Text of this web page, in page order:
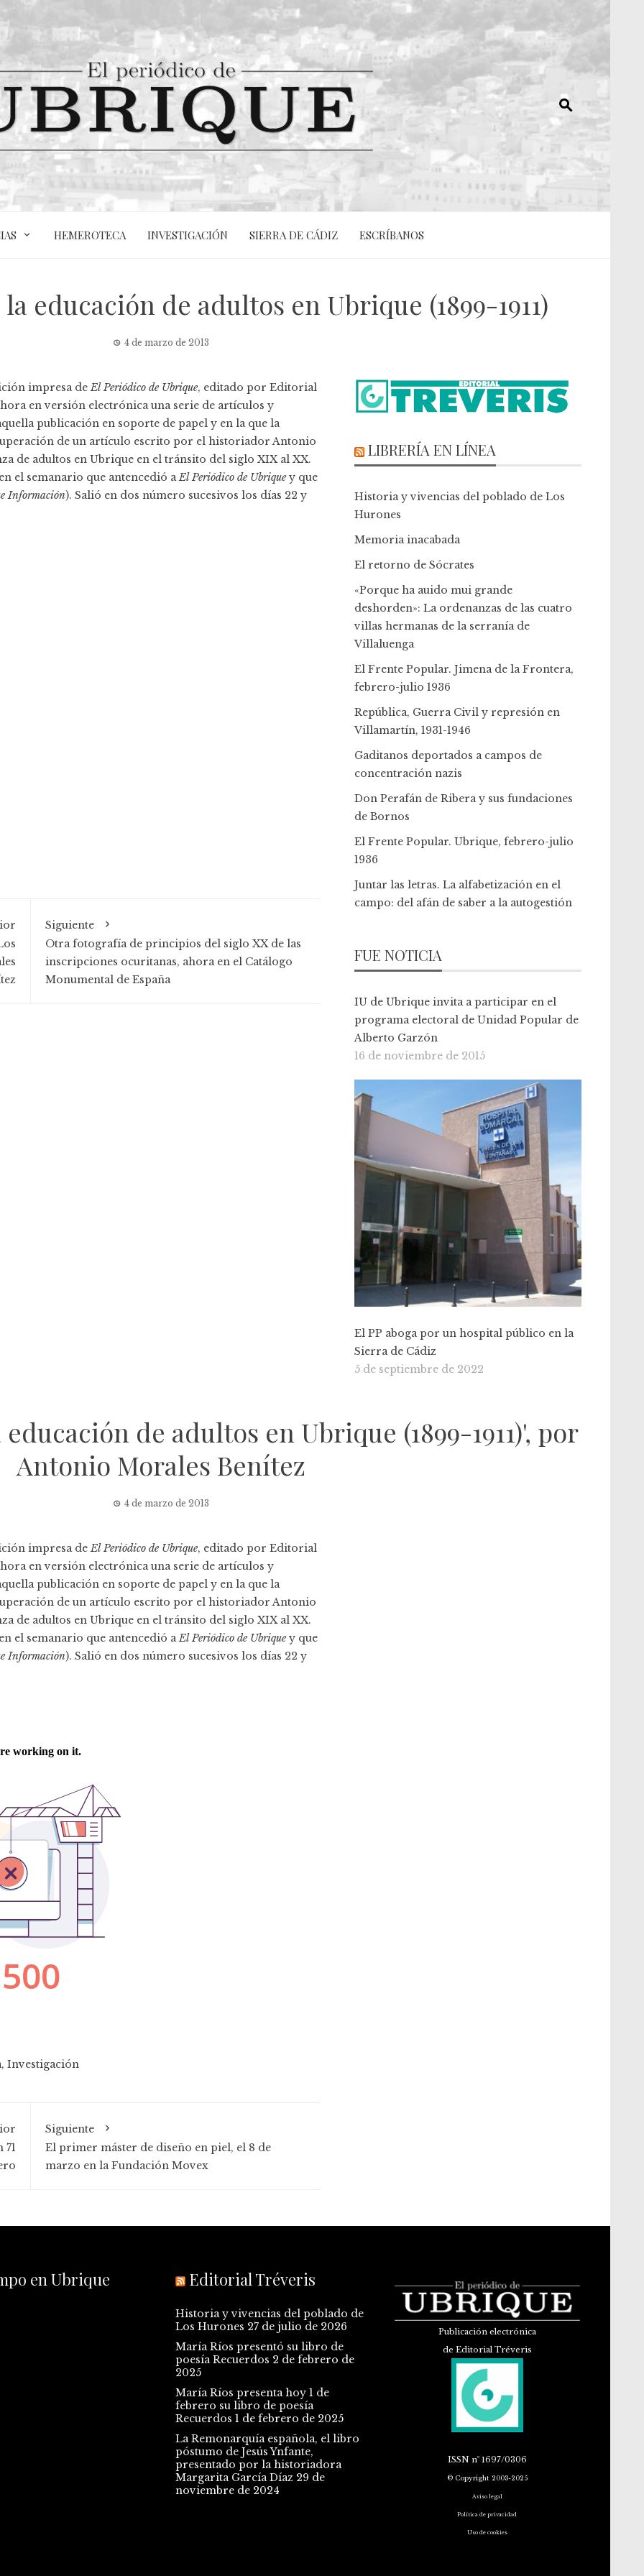
HEMEROTECA INVESTIGACIÓN SIERRA DE CÁDIZ ESCRÍBANOS
educación de adultos en Ubrique (1899-1911)
4 de marzo de 2013
impresadeEl Periódico de Ubrique, editado por Editorial
en versión electrónica una serie de artículos y
publicación en soporte de papel y en la que la
de un artículo escrito por el historiador Antonio
de adultos en Ubrique en el tránsito del siglo XIX al XX.
el semanario que antencedió aEl Periódico de Ubriquey que
Información). Salió en dos número sucesivos los días 22 y
Siguiente
Otra fotografía de principios del siglo XX de las
inscripciones ocuritanas, ahora en el Catálogo
Monumental de España
LIBRERÍA EN LÍNEA
Historia y vivencias del poblado de Los
Hurones
Memoria inacabada
El retorno de Sócrates
«Porque ha auido mui grande
deshorden»: La ordenanzas de las cuatro
villas hermanas de la serranía de
Villaluenga
El Frente Popular. Jimena de la Frontera,
febrero-julio 1936
República, Guerra Civil y represión en
Villamartín, 1931-1946
Gaditanos deportados a campos de
concentración nazis
Don Perafán de Ribera y sus fundaciones
de Bornos
El Frente Popular. Ubrique, febrero-julio
1936
Juntar las letras. La alfabetización en el
campo: del afán de saber a la autogestión
FUE NOTICIA
IU de Ubrique invita a participar en el
programa electoral de Unidad Popular de
Alberto Garzón
16 de noviembre de 2015
El PP aboga por un hospital público en la
Sierra de Cádiz
5 de septiembre de 2022
de adultos en Ubrique (1899-1911)', por
Antonio Morales Benítez
4 de marzo de 2013
impresadeEl Periódico de Ubrique, editado por Editorial
en versión electrónica una serie de artículos y
publicación en soporte de papel y en la que la
de un artículo escrito por el historiador Antonio
de adultos en Ubrique en el tránsito del siglo XIX al XX.
el semanario que antencedió aEl Periódico de Ubriquey que
Información). Salió en dos número sucesivos los días 22 y
, Investigación
Siguiente
El primer máster de diseño en piel, el 8 de
marzo en la Fundación Movex
en Ubrique Editorial Tréveris
Historia y vivencias del poblado de
Los Hurones 27 de julio de 2026
María Ríos presentó su libro de
poesía Recuerdos 2 de febrero de
2025
María Ríos presenta hoy 1 de
febrero su libro de poesía
Recuerdos 1 de febrero de 2025
La Remonarquía española, el libro
póstumo de Jesús Ynfante,
presentado por la historiadora
Margarita García Díaz 29 de
noviembre de 2024
Publicación electrónica
de Editorial Tréveris
ISSNnº 1697/0306
© Copyright 2003-2025
Aviso legal
Política de privacidad
Uso de cookies